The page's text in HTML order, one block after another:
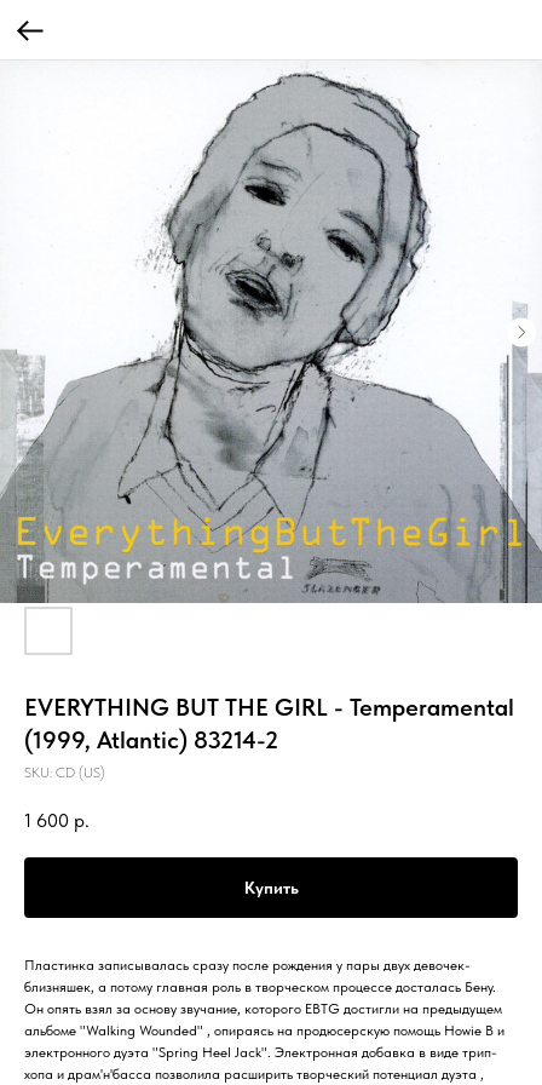
EVERYTHING BUT THE GIRL - Temperamental
(1999, Atlantic) 83214-2
SKU: CD (US)
1 600 р.
Купить
Пластинка записывалась сразу после рождения у пары двух девочек-
близняшек, а потому главная роль в творческом процессе досталась Бену.
Он опять взял за основу звучание, которого EBTG достигли на предыдущем
альбоме "Walking Wounded" , опираясь на продюсерскую помощь Howie B и
электронного дуэта "Spring Heel Jack". Электронная добавка в виде трип-
хопа и драм'н'басса позволила расширить творческий потенциал дуэта ,